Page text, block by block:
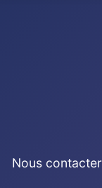
Nous contacter